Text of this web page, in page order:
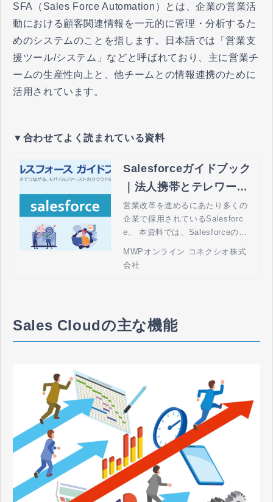
SFA（Sales Force Automation）とは、企業の営業活
動における顧客関連情報を一元的に管理・分析するた
めのシステムのことを指します。日本語では「営業支
援ツール/システム」などと呼ばれており、主に営業チ
ームの生産性向上と、他チームとの情報連携のために
活用されています。
▼合わせてよく読まれている資料
Salesforceガイドブック
｜法人携帯とテレワーク
の MWPオンライン by
コネクシオ
営業改革を進めるにあたり多くの
企業で採用されているSalesforc
e。 本資料では、Salesforceの特
MWPオンライン コネクシオ株式
会社
Sales Cloudの主な機能